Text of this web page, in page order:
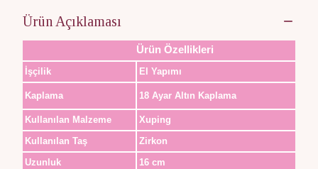
Ürün Açıklaması
Ürün Özellikleri
İşçilik El Yapımı
Kaplama 18 Ayar Altın Kaplama
Kullanılan Malzeme
Xuping
Kullanılan Taş
Zirkon
Uzunluk
16 cm